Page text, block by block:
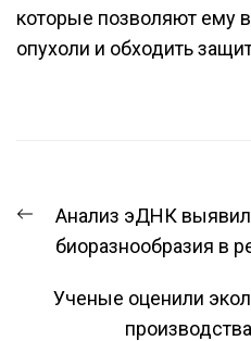
которые позволяют ему
опухоли и обходить
ПО
ЗАПИСЯМ
Предыдущая
запись:
Анализ эДНК
биоразнообразия в
Ученые оценили